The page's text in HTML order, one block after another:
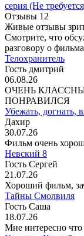
серия (Не
Отзывы 12
Живые отзывы
Смотрите, что
разговору о
Телохранитель
Гость дмитрий
06.08.26
ОЧЕНЬ
ПОНРАВИЛСЯ
Убежать, догнать,
Дахир
30.07.26
Фильм очень
Невский 8
Гость Сергей
21.07.26
Хороший фильм,
Тайны Смолвиля
Гость Саша
18.07.26
Мне интересно